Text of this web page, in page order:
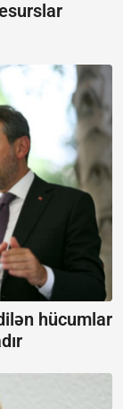
hücumlar